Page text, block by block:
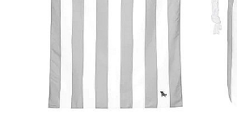
Barci, vapoare, ambarcatiuni
Decoratiuni care se agata
Tablouri